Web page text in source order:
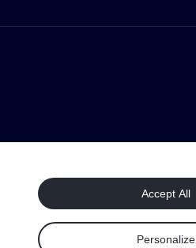
Personalize
Accept All